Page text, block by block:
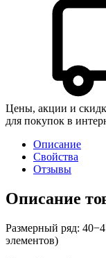
Цены, акции и
для покупок в
Описание
Свойства
Отзывы
Описание
Размерный ряд:
элементов)